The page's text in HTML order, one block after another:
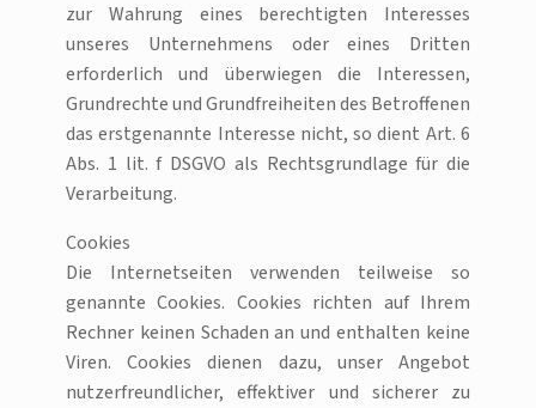
zur Wahrung eines berechtigten Interesses
unseres Unternehmens oder eines Dritten
erforderlich und überwiegen die Interessen,
Grundrechte und Grundfreiheiten des Betroffenen
das erstgenannte Interesse nicht, so dient Art. 6
Abs. 1 lit. f DSGVO als Rechtsgrundlage für die
Verarbeitung.
Cookies
Die Internetseiten verwenden teilweise so
genannte Cookies. Cookies richten auf Ihrem
Rechner keinen Schaden an und enthalten keine
Viren. Cookies dienen dazu, unser Angebot
nutzerfreundlicher, effektiver und sicherer zu